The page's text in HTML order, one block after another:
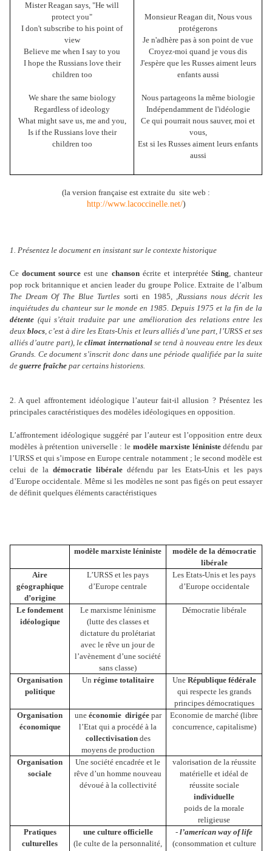
Mister Reagan says, "He will
protect you"
I don't subscribe to his point of
view
Believe me when I say to you
I hope the Russians love their
children too
We share the same biology
Regardless of ideology
What might save us, me and you,
Is if the Russians love their
children too
Monsieur Reagan dit, Nous vous
protégerons
Je n'adhère pas à son point de vue
Croyez-moi quand je vous dis
J'espère que les Russes aiment leurs
enfants aussi
Nous partageons la même biologie
Indépendamment de l'idéologie
Ce qui pourrait nous sauver, moi et
vous,
Est si les Russes aiment leurs enfants
aussi
(la version française est extraite du site web :
http://www.lacoccinelle.net/)
1. Présentez le document en insistant sur le contexte historique
Cedocument source est une chansonécrite et interprétée Sting, chanteur
pop rock britannique et ancien leader du groupe Police. Extraite de l’album
The Dream Of The Blue Turtles sorti en 1985, ,Russians nous décrit les
inquiétudes du chanteur sur le monde en 1985. Depuis 1975 et la fin de la
détente (qui s’était traduite par une amélioration des relations entre les
deuxblocs, c’est à dire les Etats-Unis et leurs alliés d’une part, l’URSS et ses
alliés d’autre part), leclimat internationalse tend à nouveau entre les deux
Grands. Ce document s’inscrit donc dans une période qualifiée par la suite
de guerre fraîche par certains historiens.
2. A quel affrontement idéologique l’auteur fait-il allusion ? Présentez les
principales caractéristiques des modèles idéologiques en opposition.
L’affrontement idéologique suggéré par l’auteur est l’opposition entre deux
modèles à prétention universelle : le modèle marxiste léninistedéfendu par
l’URSS et qui s’impose en Europe centrale notamment ; le second modèle est
celui de la démocratie libéraledéfendu par les Etats-Unis et les pays
d’Europe occidentale. Même si les modèles ne sont pas figés on peut essayer
de définit quelques éléments caractéristiques
modèle marxiste léniniste
modèle de la démocratie
libérale
Aire
géographique
d’origine
L’URSS et les pays
d’Europe centrale
Les Etats-Unis et les pays
d’Europe occidentale
Le fondement
idéologique
Le marxisme léninisme
(lutte des classes et
dictature du prolétariat
avec le rêve un jour de
l’avènement d’une société
sans classe)
Démocratie libérale
Organisation
politique
Un régime totalitaire Une République fédérale
qui respecte les grands
principes démocratiques
Organisation
économique
une économie dirigéepar
l’Etat qui a procédé à la
collectivisationdes
moyens de production
Economie de marché (libre
concurrence, capitalisme)
Organisation
sociale
Une société encadrée et le
rêve d’un homme nouveau
dévoué à la collectivité
valorisation de la réussite
matérielle et idéal de
réussite sociale
individuelle
poids de la morale
religieuse
Pratiques
culturelles
une culture officielle
(le culte de la personnalité,
- l’american way of life
(consommation et culture